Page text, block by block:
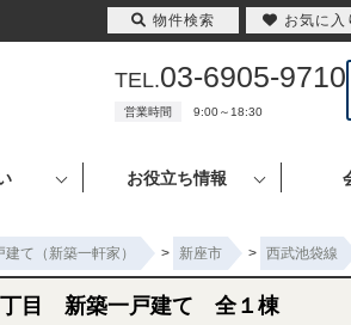
TEL.03-6905-9710
営業時間 9:00～18:30
お役立ち情報
建て（新築一軒家） > 新座市 > 西武池袋線
丁目 新築一戸建て 全１棟
物件検索 お気に入